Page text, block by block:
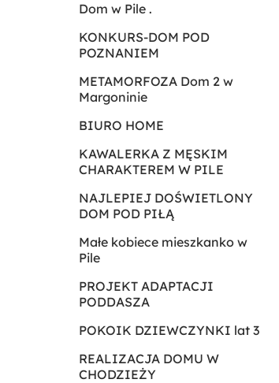
Dom w Pile .
KONKURS-DOM POD
POZNANIEM
METAMORFOZA Dom 2 w
Margoninie
BIURO HOME
KAWALERKA Z MĘSKIM
CHARAKTEREM W PILE
NAJLEPIEJ DOŚWIETLONY
DOM POD PIŁĄ
Małe kobiece mieszkanko w
Pile
PROJEKT ADAPTACJI
PODDASZA
POKOIK DZIEWCZYNKI lat 3
REALIZACJA DOMU W
CHODZIEŻY